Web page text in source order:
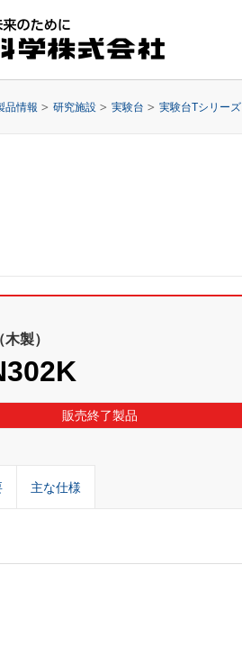
品情報 研究施設 実験台 実験台Tシリーズ
製）
販売終了製品
主な仕様